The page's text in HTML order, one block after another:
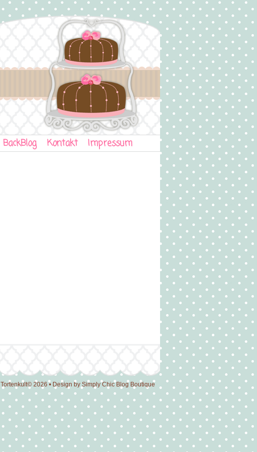
BackBlog Kontakt Impressum
Tortenkult© 2026 • Design by Simply Chic Blog Boutique